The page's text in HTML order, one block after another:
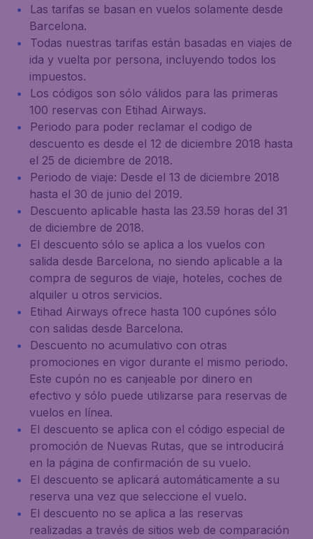
Las tarifas se basan en vuelos solamente desde
Barcelona.
Todas nuestras tarifas están basadas en viajes de
ida y vuelta por persona, incluyendo todos los
impuestos.
Los códigos son sólo válidos para las primeras
100 reservas con Etihad Airways.
Periodo para poder reclamar el codigo de
descuento es desde el 12 de diciembre 2018 hasta
el 25 de diciembre de 2018.
Periodo de viaje: Desde el 13 de diciembre 2018
hasta el 30 de junio del 2019.
Descuento aplicable hasta las 23.59 horas del 31
de diciembre de 2018.
El descuento sólo se aplica a los vuelos con
salida desde Barcelona, no siendo aplicable a la
compra de seguros de viaje, hoteles, coches de
alquiler u otros servicios.
Etihad Airways ofrece hasta 100 cupónes sólo
con salidas desde Barcelona.
Descuento no acumulativo con otras
promociones en vigor durante el mismo periodo.
Este cupón no es canjeable por dinero en
efectivo y sólo puede utilizarse para reservas de
vuelos en línea.
El descuento se aplica con el código especial de
promoción de Nuevas Rutas, que se introducirá
en la página de confirmación de su vuelo.
El descuento se aplicará automáticamente a su
reserva una vez que seleccione el vuelo.
El descuento no se aplica a las reservas
realizadas a través de sitios web de comparación